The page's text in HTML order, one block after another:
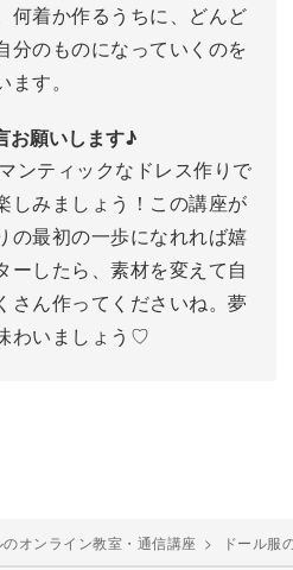
何着か作るうちに、どんど
分のものになっていくのを
す。
お願いします♪
ンティックなドレス作りで
しみましょう！この講座が
の最初の一歩になれれば嬉
ーしたら、素材を変えて自
さん作ってくださいね。夢
わいましょう♡
のオンライン教室・通信講座 > ドール服